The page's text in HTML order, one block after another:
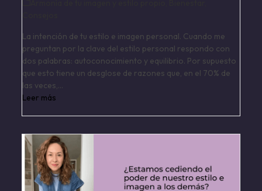
La intención de tu estilo e imagen personal. Cuando me
preguntan por la clave del estilo personal respondo con
dos palabras: autoconocimiento y equilibrio. Por supuesto
que esto tiene un desglose de razones que, en el 70% de
las veces,…
Leer más